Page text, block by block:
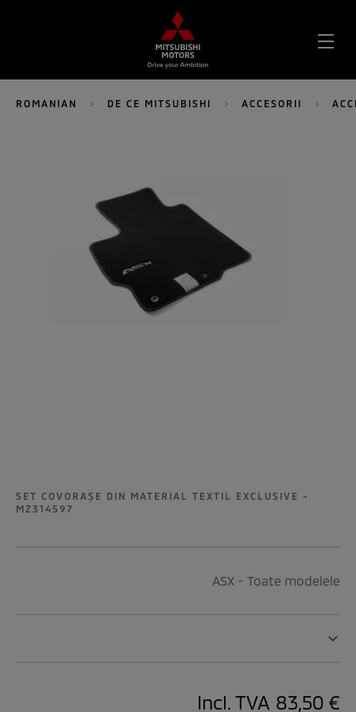
ROMANIAN DE CE MITSUBISHI ACCESORII
SET COVORAŞE DIN MATERIAL TEXTIL EXCLUSIVE -
MZ314597
ASX - Toate modelele
Incl. TVA 83,50 €